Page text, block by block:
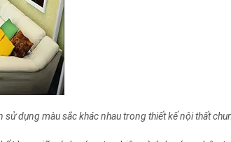
sử dụng màu sắc khác nhau trong thiết kế nội thất